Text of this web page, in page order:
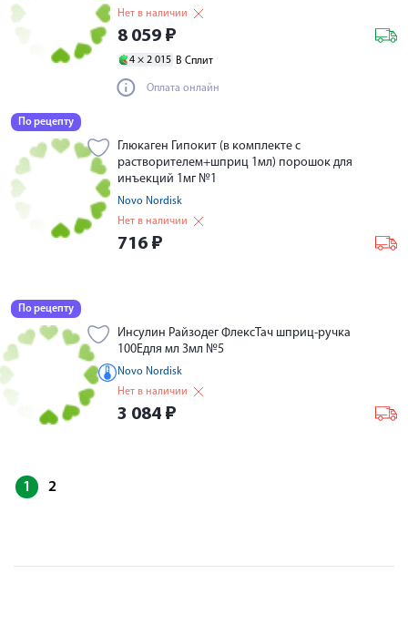
Нет в наличии
8 059 ₽
4 × 2 015 В Сплит
Оплата онлайн
По рецепту
Глюкаген Гипокит (в комплекте с
растворителем+шприц 1мл) порошок для
инъекций 1мг №1
Novo Nordisk
Нет в наличии
716 ₽
По рецепту
Инсулин Райзодег ФлексТач шприц-ручка
100Едля мл 3мл №5
Novo Nordisk
Нет в наличии
3 084 ₽
1 2